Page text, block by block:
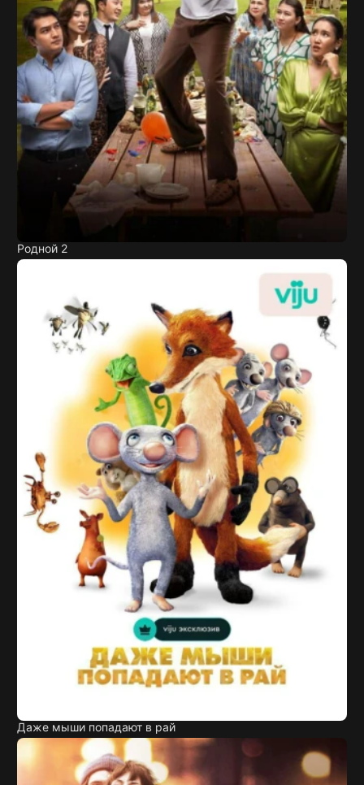
Родной 2
Даже мыши попадают в рай